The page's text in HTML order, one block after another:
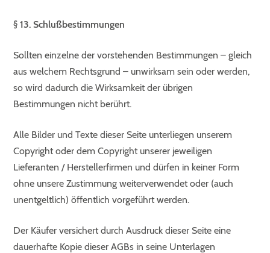
§ 13. Schlußbestimmungen
Sollten einzelne der vorstehenden Bestimmungen – gleich
aus welchem Rechtsgrund – unwirksam sein oder werden,
so wird dadurch die Wirksamkeit der übrigen
Bestimmungen nicht berührt.
Alle Bilder und Texte dieser Seite unterliegen unserem
Copyright oder dem Copyright unserer jeweiligen
Lieferanten / Herstellerfirmen und dürfen in keiner Form
ohne unsere Zustimmung weiterverwendet oder (auch
unentgeltlich) öffentlich vorgeführt werden.
Der Käufer versichert durch Ausdruck dieser Seite eine
dauerhafte Kopie dieser AGBs in seine Unterlagen